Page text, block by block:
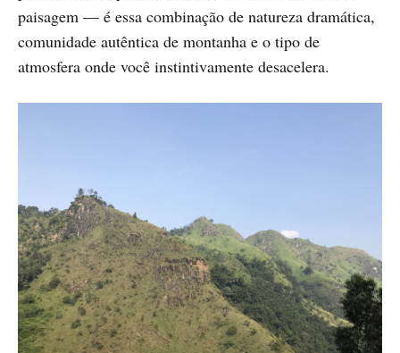
paisagem — é essa combinação de natureza dramática,
comunidade autêntica de montanha e o tipo de
atmosfera onde você instintivamente desacelera.